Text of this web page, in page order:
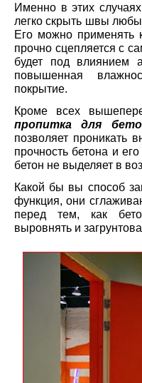
Именно в этих
легко скрыть швы
Его можно применять
прочно сцепляется с
будет под влиянием
повышенная
покрытие.
Кроме всех
пропитка для
позволяет проникать
прочность бетона и
бетон не выделяет в
Какой бы вы способ
функция, они
перед тем, как
выровнять и